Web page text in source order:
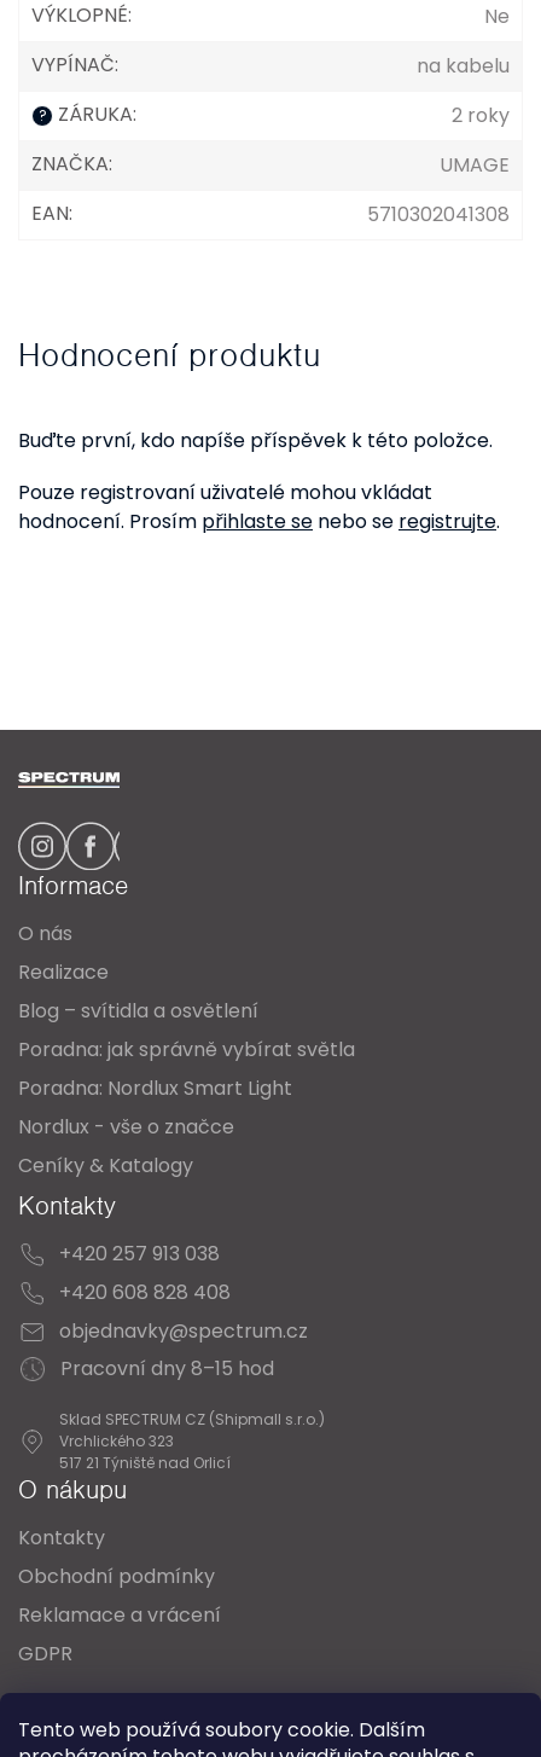
Tento web používá soubory cookie. Dalším
VÝKLOPNÉ:
Ne
VYPÍNAČ: na kabelu
? ZÁRUKA:
2 roky
ZNAČKA:
UMAGE
EAN: 5710302041308
Hodnocení produktu
Buďte první, kdo napíše příspěvek k této položce.
Pouze registrovaní uživatelé mohou vkládat
hodnocení. Prosím přihlaste se nebo se registrujte.
Informace
O nás
Realizace
Blog – svítidla a osvětlení
Poradna: jak správně vybírat světla
Poradna: Nordlux Smart Light
Nordlux - vše o značce
Ceníky & Katalogy
Kontakty
+420 257 913 038
+420 608 828 408
objednavky@spectrum.cz
Pracovní dny 8–15 hod
Sklad SPECTRUM CZ (Shipmall s.r.o.)
Vrchlického 323
517 21 Týniště nad Orlicí
O nákupu
Kontakty
Obchodní podmínky
Reklamace a vrácení
GDPR
Oblíbené série svítidel: Nordlux Alton